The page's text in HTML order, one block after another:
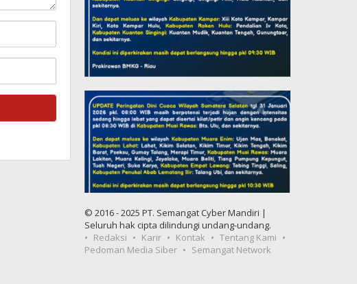
© 2016 - 2025 PT. Semangat Cyber Mandiri |
Seluruh hak cipta dilindungi undang-undang.
Redaksi
Karir Kontak
Tentang Kami
Pedoman Media Siber
Semangat Network